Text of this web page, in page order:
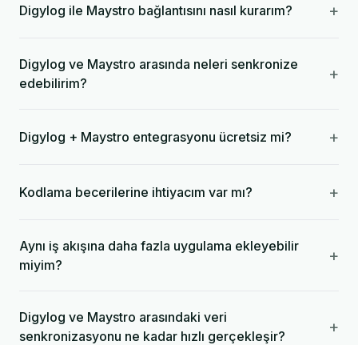
Digylog ile Maystro bağlantısını nasıl kurarım? +
Digylog ve Maystro arasında neleri senkronize
edebilirim?
+
Digylog + Maystro entegrasyonu ücretsiz mi? +
Kodlama becerilerine ihtiyacım var mı? +
Aynı iş akışına daha fazla uygulama ekleyebilir
miyim?
+
Digylog ve Maystro arasındaki veri
senkronizasyonu ne kadar hızlı gerçekleşir?
+